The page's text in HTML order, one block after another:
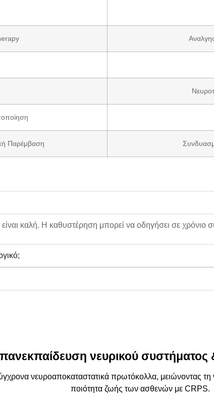
Παρέμβαση
καλή. Η καθυστέρηση μπορεί να οδηγήσει σε χρόνιο
νευρικού συστήματος
νευροαποκαταστατικά πρωτόκολλα, μειώνοντας τη
ποιότητα ζωής των ασθενών με CRPS.